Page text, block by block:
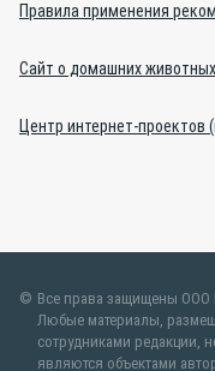
Правила применения
Сайт о домашних
Центр интернет-проектов
Все права защищены
Любые материалы,
сотрудниками редакции,
являются объектами